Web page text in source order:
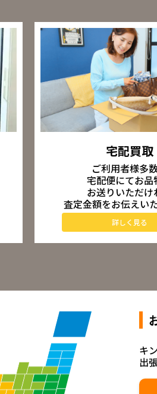
宅配買取
ご利用者様多
宅配便にてお品
お送りいただけ
査定金額をお伝えいた
詳しく見る
キ
出